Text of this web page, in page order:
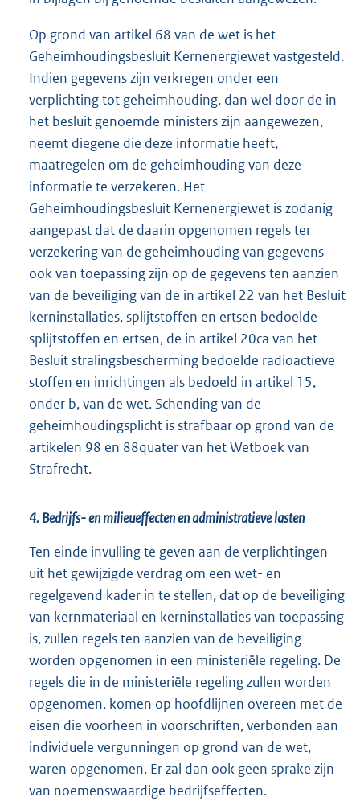
Op grond van artikel 68 van de wet is het
Geheimhoudingsbesluit Kernenergiewet vastgesteld.
Indien gegevens zijn verkregen onder een
verplichting tot geheimhouding, dan wel door de in
het besluit genoemde ministers zijn aangewezen,
neemt diegene die deze informatie heeft,
maatregelen om de geheimhouding van deze
informatie te verzekeren. Het
Geheimhoudingsbesluit Kernenergiewet is zodanig
aangepast dat de daarin opgenomen regels ter
verzekering van de geheimhouding van gegevens
ook van toepassing zijn op de gegevens ten aanzien
van de beveiliging van de in artikel 22 van het Besluit
kerninstallaties, splijtstoffen en ertsen bedoelde
splijtstoffen en ertsen, de in artikel 20ca van het
Besluit stralingsbescherming bedoelde radioactieve
stoffen en inrichtingen als bedoeld in artikel 15,
onder b, van de wet. Schending van de
geheimhoudingsplicht is strafbaar op grond van de
artikelen 98 en 88quater van het Wetboek van
Strafrecht.
4. Bedrijfs- en milieueffecten en administratieve lasten
Ten einde invulling te geven aan de verplichtingen
uit het gewijzigde verdrag om een wet- en
regelgevend kader in te stellen, dat op de beveiliging
van kernmateriaal en kerninstallaties van toepassing
is, zullen regels ten aanzien van de beveiliging
worden opgenomen in een ministeriële regeling. De
regels die in de ministeriële regeling zullen worden
opgenomen, komen op hoofdlijnen overeen met de
eisen die voorheen in voorschriften, verbonden aan
individuele vergunningen op grond van de wet,
waren opgenomen. Er zal dan ook geen sprake zijn
van noemenswaardige bedrijfseffecten.